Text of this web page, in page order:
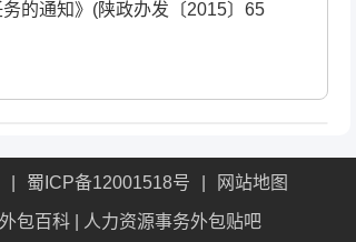
的通知》(陕政办发〔2015〕65
蜀ICP备12001518号 网站地图
包百科 人力资源事务外包贴吧